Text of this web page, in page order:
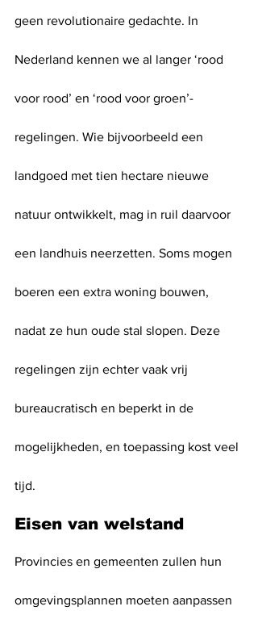
geen revolutionaire gedachte. In
Nederland kennen we al langer ‘rood
voor rood’ en ‘rood voor groen’-
regelingen. Wie bijvoorbeeld een
landgoed met tien hectare nieuwe
natuur ontwikkelt, mag in ruil daarvoor
een landhuis neerzetten. Soms mogen
boeren een extra woning bouwen,
nadat ze hun oude stal slopen. Deze
regelingen zijn echter vaak vrij
bureaucratisch en beperkt in de
mogelijkheden, en toepassing kost veel
tijd.
Eisen van welstand
Provincies en gemeenten zullen hun
omgevingsplannen moeten aanpassen